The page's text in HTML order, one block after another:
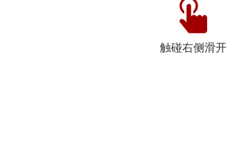
触碰右侧滑开